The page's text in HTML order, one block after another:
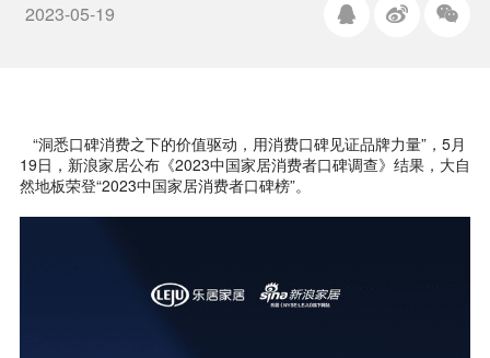
2023-05-19
“洞悉口碑消费之下的价值驱动，用消费口碑见证品牌力量”，5月
19日，新浪家居公布《2023中国家居消费者口碑调查》结果，大自
然地板荣登“2023中国家居消费者口碑榜”。